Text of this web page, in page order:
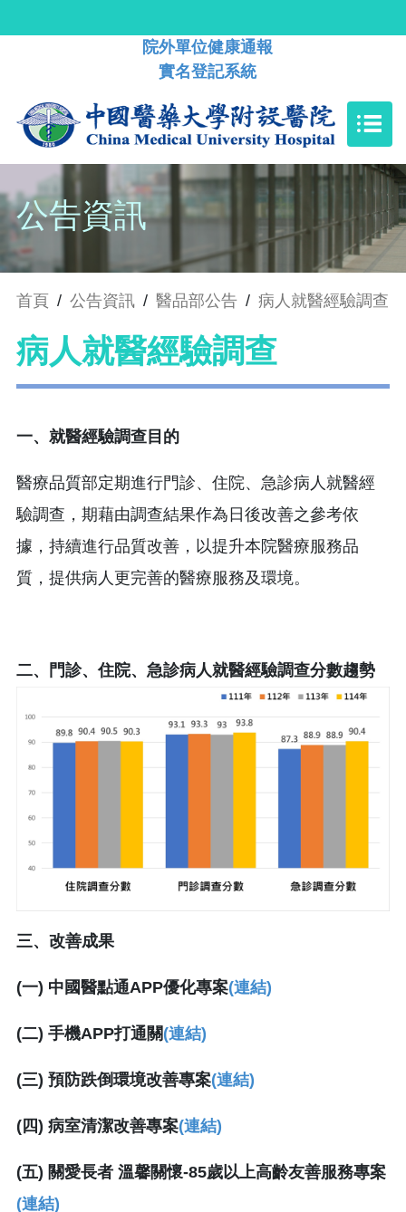
院外單位健康通報
實名登記系統
公告資訊
首頁 / 公告資訊 / 醫品部公告 / 病人就醫經驗調查
病人就醫經驗調查
一、就醫經驗調查目的
醫療品質部定期進行門診、住院、急診病人就醫經
驗調查，期藉由調查結果作為日後改善之參考依
據，持續進行品質改善，以提升本院醫療服務品
質，提供病人更完善的醫療服務及環境。
二、 門診、住院、急診病人就醫經驗調查分數趨勢
三、改善成果
(一) 中國醫點通APP優化專案(連結)
(二) 手機APP打通關(連結)
(三) 預防跌倒環境改善專案(連結)
(四) 病室清潔改善專案(連結)
(五) 關愛長者 溫馨關懷-85歲以上高齡友善服務專案
(連結)